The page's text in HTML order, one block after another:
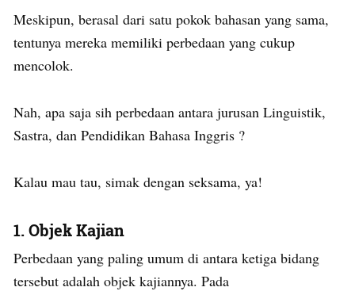
Meskipun, berasal dari satu pokok bahasan yang sama,
tentunya mereka memiliki perbedaan yang cukup
mencolok.
Nah, apa saja sih perbedaan antara jurusan Linguistik,
Sastra, dan Pendidikan Bahasa Inggris ?
Kalau mau tau, simak dengan seksama, ya!
1. Objek Kajian
Perbedaan yang paling umum di antara ketiga bidang
tersebut adalah objek kajiannya. Pada